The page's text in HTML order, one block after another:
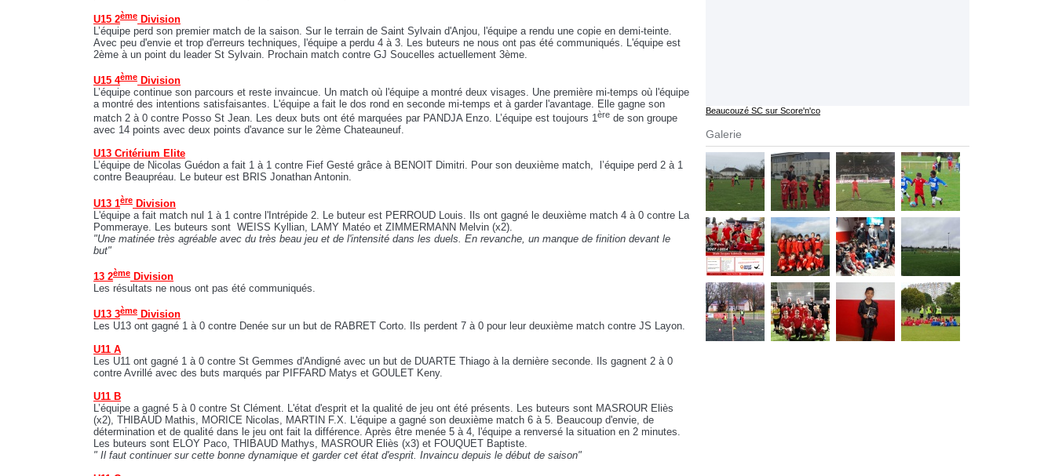
U15 2ème Division
L’équipe perd son premier match de la saison. Sur le terrain de Saint Sylvain d'Anjou, l'équipe a rendu une copie en demi-teinte.
Avec peu d'envie et trop d'erreurs techniques, l'équipe a perdu 4 à 3. Les buteurs ne nous ont pas été communiqués. L'équipe est
2ème à un point du leader St Sylvain. Prochain match contre GJ Soucelles actuellement 3ème.
U15 4ème Division
L’équipe continue son parcours et reste invaincue. Un match où l'équipe a montré deux visages. Une première mi-temps où l'équipe
a montré des intentions satisfaisantes. L'équipe a fait le dos rond en seconde mi-temps et à garder l'avantage. Elle gagne son
match 2 à 0 contre Posso St Jean. Les deux buts ont été marquées par PANDJA Enzo. L’équipe est toujours 1ère de son groupe
avec 14 points avec deux points d'avance sur le 2ème Chateauneuf.
U13 Critérium Elite
L’équipe de Nicolas Guédon a fait 1 à 1 contre Fief Gesté grâce à BENOIT Dimitri. Pour son deuxième match, l’équipe perd 2 à 1
contre Beaupréau. Le buteur est BRIS Jonathan Antonin.
U13 1ère Division
L'équipe a fait match nul 1 à 1 contre l'Intrépide 2. Le buteur est PERROUD Louis. Ils ont gagné le deuxième match 4 à 0 contre La
Pommeraye. Les buteurs sont WEISS Kyllian, LAMY Matéo et ZIMMERMANN Melvin (x2).
"Une matinée très agréable avec du très beau jeu et de l'intensité dans les duels. En revanche, un manque de finition devant le
but"
13 2ème Division
Les résultats ne nous ont pas été communiqués.
U13 3ème Division
Les U13 ont gagné 1 à 0 contre Denée sur un but de RABRET Corto. Ils perdent 7 à 0 pour leur deuxième match contre JS Layon.
U11 A
Les U11 ont gagné 1 à 0 contre St Gemmes d'Andigné avec un but de DUARTE Thiago à la dernière seconde. Ils gagnent 2 à 0
contre Avrillé avec des buts marqués par PIFFARD Matys et GOULET Keny.
U11 B
L’équipe a gagné 5 à 0 contre St Clément. L'état d'esprit et la qualité de jeu ont été présents. Les buteurs sont MASROUR Eliès
(x2), THIBAUD Mathis, MORICE Nicolas, MARTIN F.X. L'équipe a gagné son deuxième match 6 à 5. Beaucoup d'envie, de
détermination et de qualité dans le jeu ont fait la différence. Après être menée 5 à 4, l'équipe a renversé la situation en 2 minutes.
Les buteurs sont ELOY Paco, THIBAUD Mathys, MASROUR Eliès (x3) et FOUQUET Baptiste.
" Il faut continuer sur cette bonne dynamique et garder cet état d'esprit. Invaincu depuis le début de saison"
Beaucouzé SC sur Score'n'co
Galerie